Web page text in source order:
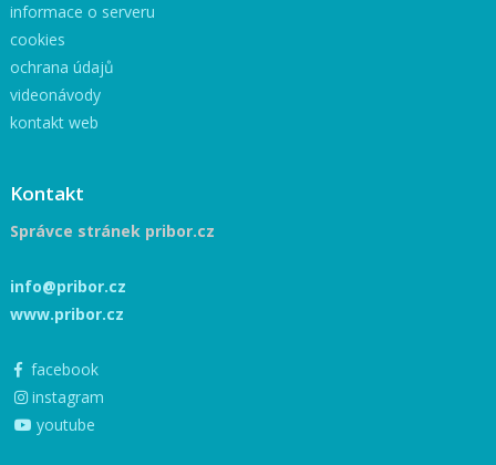
informace o serveru
cookies
ochrana údajů
videonávody
kontakt web
Kontakt
Správce stránek pribor.cz
info@pribor.cz
www.pribor.cz
facebook
instagram
youtube